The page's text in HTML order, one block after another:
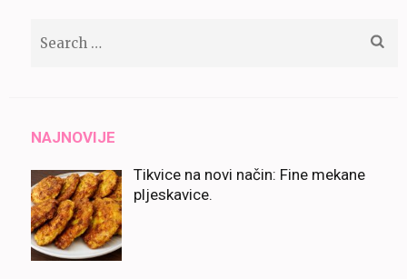
NAJNOVIJE
Tikvice na novi način: Fine mekane
pljeskavice.